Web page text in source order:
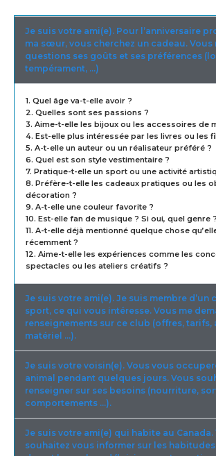
Je suis votre ami(e). Pour l’anniversaire
ma sœur, vous cherchez un cadeau. Vous
questions ses goûts et ses préférences
tempérament, …)
1. Quel âge va-t-elle avoir ?
2. Quelles sont ses passions ?
3. Aime-t-elle les bijoux ou les accessoires de
4. Est-elle plus intéressée par les livres ou les
5. A-t-elle un auteur ou un réalisateur préféré ?
6. Quel est son style vestimentaire ?
7. Pratique-t-elle un sport ou une activité
8. Préfère-t-elle les cadeaux pratiques ou les
décoration ?
9. A-t-elle une couleur favorite ?
10. Est-elle fan de musique ? Si oui, quel genre ?
11. A-t-elle déjà mentionné quelque chose
récemment ?
12. Aime-t-elle les expériences comme les
spectacles ou les ateliers créatifs ?
Je suis votre ami(e). Je suis membre d’un
sport, ce qui vous intéresse. Vous me
renseignements sur ce club (offres, tarifs,
matériel …).
Je suis votre voisin(e). Vous vous
animal pendant quelques jours. Vous
renseigner sur ses besoins (nourriture,
comportements …).
Je suis votre ami(e) qui habite au Canada.
souhaitez vous informer sur les